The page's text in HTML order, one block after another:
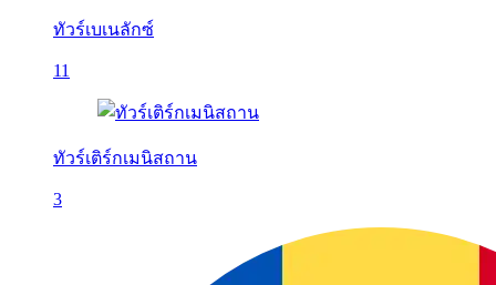
ทัวร์เบเนลักซ์
11
ทัวร์เติร์กเมนิสถาน
3